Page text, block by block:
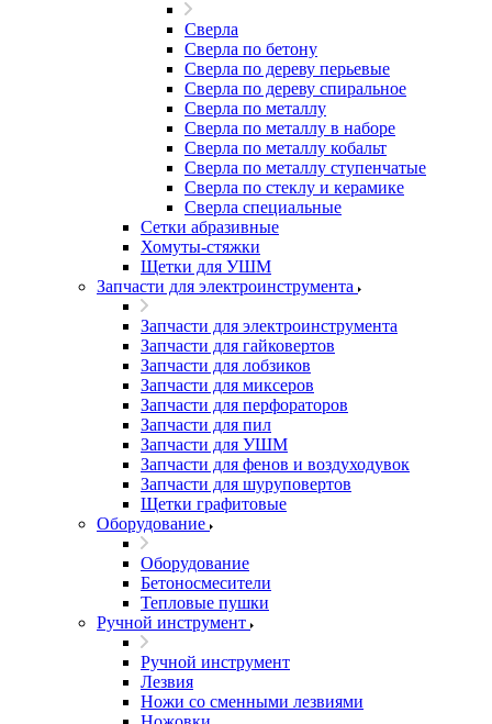
Сверла
Сверла по бетону
Сверла по дереву перьевые
Сверла по дереву спиральное
Сверла по металлу
Сверла по металлу в наборе
Сверла по металлу кобальт
Сверла по металлу ступенчатые
Сверла по стеклу и керамике
Сверла специальные
Сетки абразивные
Хомуты-стяжки
Щетки для УШМ
Запчасти для электроинструмента
Запчасти для электроинструмента
Запчасти для гайковертов
Запчасти для лобзиков
Запчасти для миксеров
Запчасти для перфораторов
Запчасти для пил
Запчасти для УШМ
Запчасти для фенов и воздуходувок
Запчасти для шуруповертов
Щетки графитовые
Оборудование
Оборудование
Бетоносмесители
Тепловые пушки
Ручной инструмент
Ручной инструмент
Лезвия
Ножи со сменными лезвиями